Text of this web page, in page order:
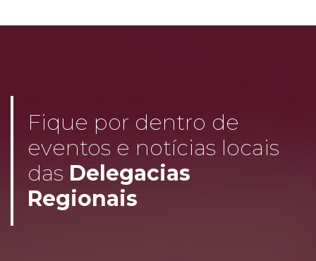
Fique por dentro de
eventos e notícias locais
das Delegacias
Regionais